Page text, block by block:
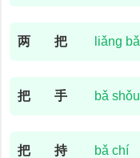
两 把 liǎng bǎ
把 手 bǎ shǒu
把 持 bǎ chí